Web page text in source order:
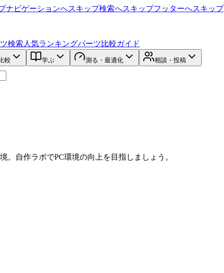
ナビゲーションへスキップ検索へスキップフッターへスキップ
検索 人気ランキングパーツ比較ガイド
較 学ぶ 測る・最適化 相談・投稿
。 自作ラボでPC環境の向上を目指しましょう。